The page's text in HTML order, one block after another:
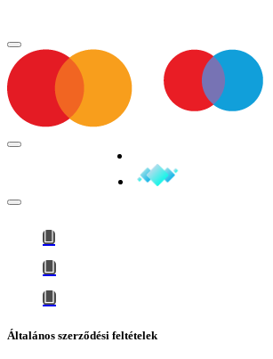
Általános szerződési feltételek